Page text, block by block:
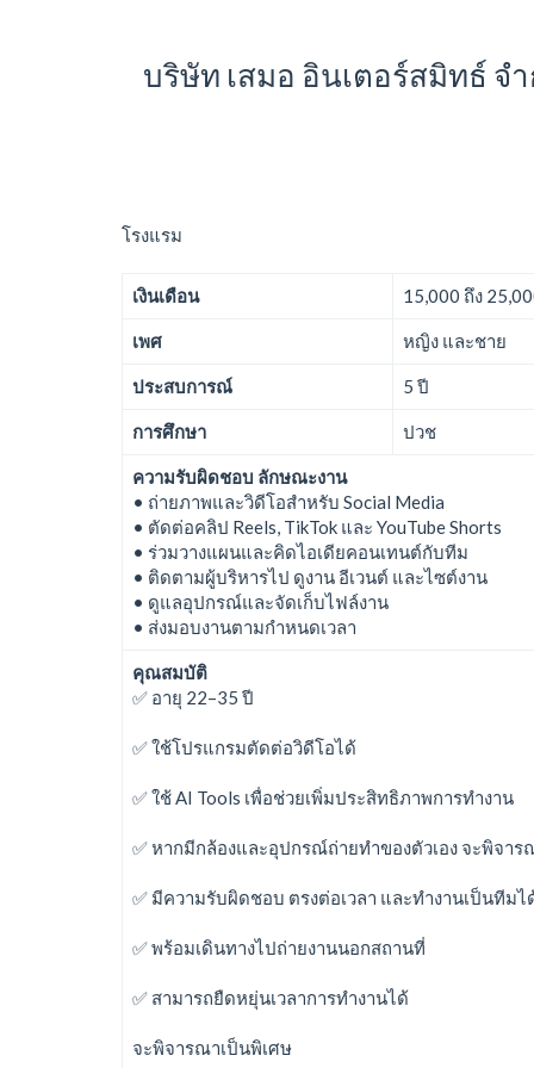
บริษัท เสมอ อินเตอร์สมิทธ์
โรงแรม
เงินเดือน 15,000 ถึง
เพศ หญิง และชาย
ประสบการณ์ 5 ปี
การศึกษา ปวช
ความรับผิดชอบ ลักษณะงาน
• ถ่ายภาพและวิดีโอสำหรับ Social Media
• ตัดต่อคลิป Reels, TikTok และ YouTube Shorts
• ร่วมวางแผนและคิดไอเดียคอนเทนต์กับทีม
• ติดตามผู้บริหารไป ดูงาน อีเวนต์ และไซต์งาน
• ดูแลอุปกรณ์และจัดเก็บไฟล์งาน
• ส่งมอบงานตามกำหนดเวลา
คุณสมบัติ
✅ อายุ 22–35 ปี
✅ ใช้โปรแกรมตัดต่อวิดีโอได้
✅ ใช้ AI Tools เพื่อช่วยเพิ่มประสิทธิภาพการทำงาน
✅ หากมีกล้องและอุปกรณ์ถ่ายทำของตัวเอง จะพิจาร
✅ มีความรับผิดชอบ ตรงต่อเวลา และทำงานเป็นทีมไ
✅ พร้อมเดินทางไปถ่ายงานนอกสถานที่
✅ สามารถยืดหยุ่นเวลาการทำงานได้
จะพิจารณาเป็นพิเศษ